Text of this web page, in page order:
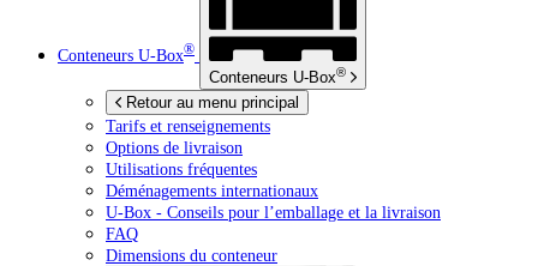
Conteneurs U-Box®
Conteneurs U-Box®
Retour au menu principal
Tarifs et renseignements
Options de livraison
Utilisations fréquentes
Déménagements internationaux
U-Box - Conseils pour l’emballage et la livraison
FAQ
Dimensions du conteneur